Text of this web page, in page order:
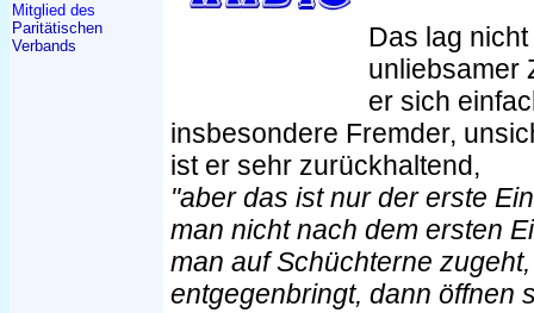
Mitglied des
Paritätischen
Verbands
Das lag
unliebsamer
er sich
insbesondere Fremder,
ist er sehr zurückhaltend,
"aber das ist nur der erste
man nicht nach dem ersten
man auf Schüchterne
entgegenbringt, dann öffnen